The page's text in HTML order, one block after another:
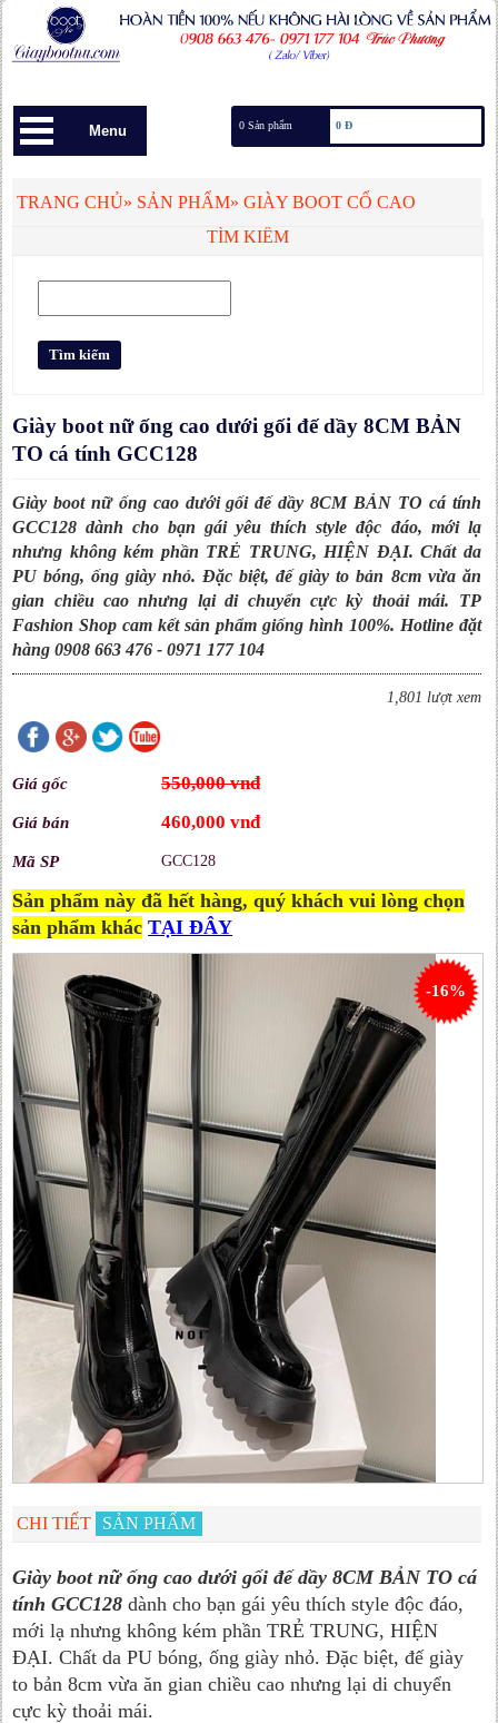
TÌM KIẾM
Giày boot nữ ống cao dưới gối đế dầy 8CM BẢN
TO cá tính GCC128
Giày boot nữ ống cao dưới gối đế dầy 8CM BẢN TO cá tính
GCC128 dành cho bạn gái yêu thích style độc đáo, mới lạ
nhưng không kém phần TRẺ TRUNG, HIỆN ĐẠI. Chất da
PU bóng, ống giày nhỏ. Đặc biệt, đế giày to bản 8cm vừa ăn
gian chiều cao nhưng lại di chuyển cực kỳ thoải mái. TP
Fashion Shop cam kết sản phẩm giống hình 100%. Hotline đặt
hàng 0908 663 476 - 0971 177 104
1,801 lượt xem
Giá gốc 550,000 vnđ
Giá bán 460,000 vnđ
Mã SP GCC128
Sản phẩm này đã hết hàng, quý khách vui lòng chọn
sản phẩm khác TẠI ĐÂY
-16%
CHI TIẾT SẢN PHẨM
Giày boot nữ ống cao dưới gối đế dầy 8CM BẢN TO cá
tính GCC128 dành cho bạn gái yêu thích style độc đáo,
mới lạ nhưng không kém phần TRẺ TRUNG, HIỆN
ĐẠI. Chất da PU bóng, ống giày nhỏ. Đặc biệt, đế giày
to bản 8cm vừa ăn gian chiều cao nhưng lại di chuyển
cực kỳ thoải mái.
TRANG CHỦ» SẢN PHẨM»GIÀY BOOT CỔ CAO
0 Sản phẩm 0 Đ
Menu